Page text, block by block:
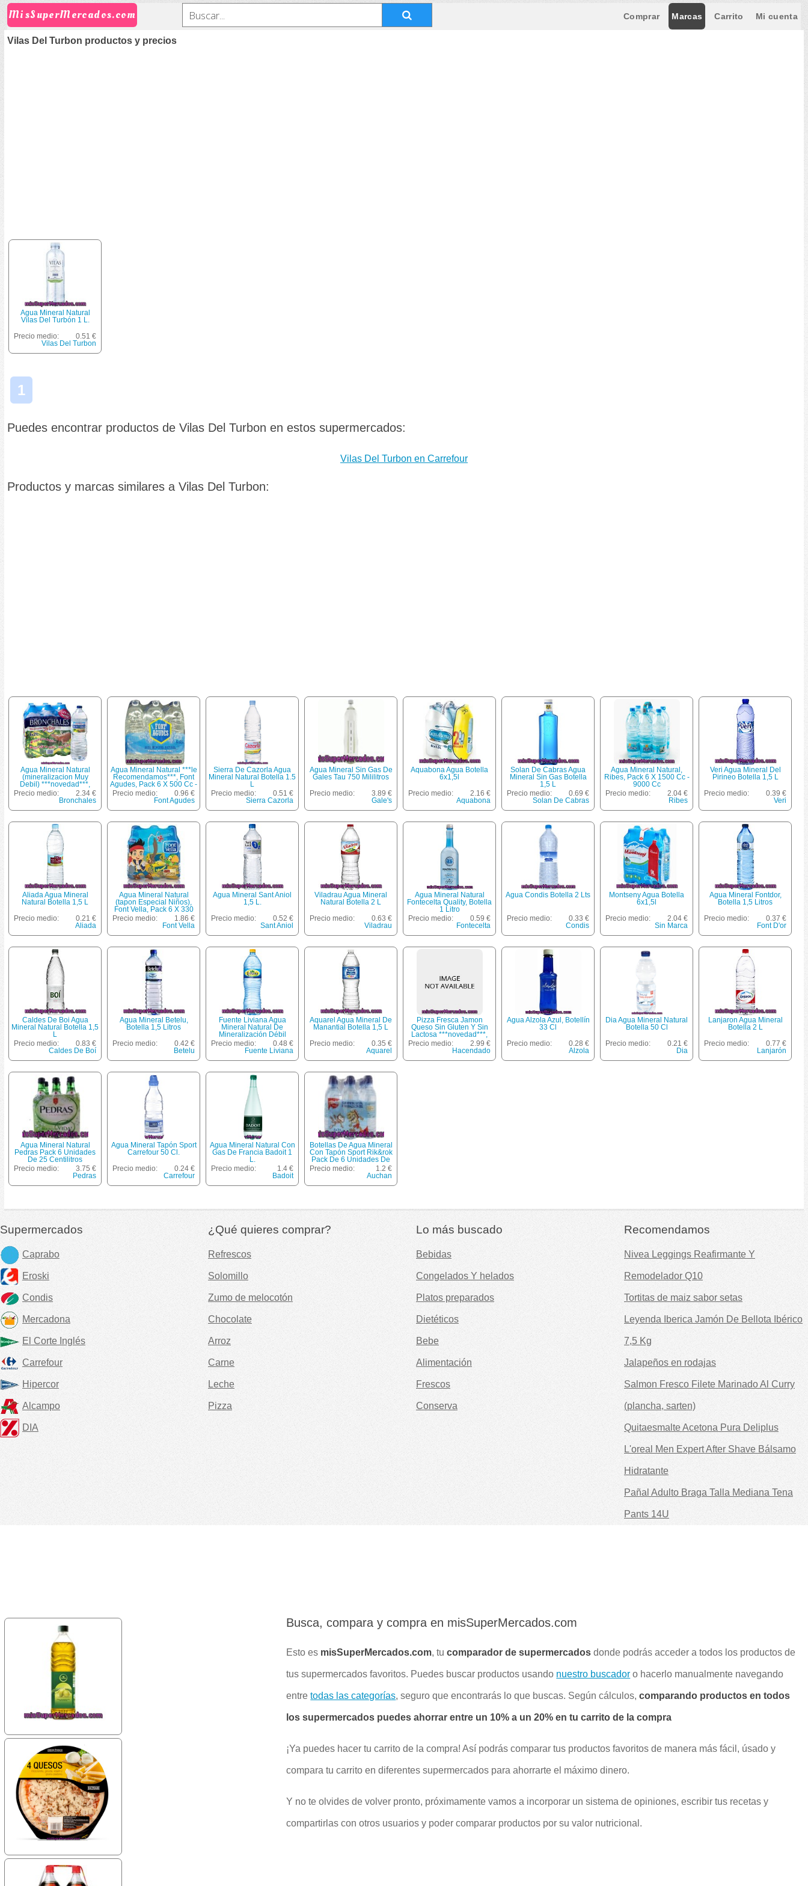
MisSuperMercados.com Comprar Marcas Carrito Mi cuenta
Vilas Del Turbon productos y precios
Agua Mineral Natural
Vilas Del Turbón 1 L.
Precio medio:
0.51 €
Vilas Del Turbon
1
Puedes encontrar productos de Vilas Del Turbon en estos supermercados:
Vilas Del Turbon en Carrefour
Productos y marcas similares a Vilas Del Turbon:
Agua Mineral Natural
(mineralizacion Muy
Debil) ***novedad***,
Bronchales, Pack 6 X 2 L -
12 L
Precio medio:
2.34 €
Bronchales
Agua Mineral Natural ***le
Recomendamos***, Font
Agudes, Pack 6 X 500 Cc -
3000 Cc
Precio medio:
0.96 €
Font Agudes
Sierra De Cazorla Agua
Mineral Natural Botella 1.5
L
Precio medio:
0.51 €
Sierra Cazorla
Agua Mineral Sin Gas De
Gales Tau 750 Mililitros
Precio medio:
3.89 €
Gale's
Aquabona Agua Botella
6x1,5l
Precio medio:
2.16 €
Aquabona
Solan De Cabras Agua
Mineral Sin Gas Botella
1,5 L
Precio medio:
0.69 €
Solan De Cabras
Agua Mineral Natural,
Ribes, Pack 6 X 1500 Cc -
9000 Cc
Precio medio:
2.04 €
Ribes
Veri Agua Mineral Del
Pirineo Botella 1,5 L
Precio medio:
0.39 €
Veri
Aliada Agua Mineral
Natural Botella 1,5 L
Precio medio:
0.21 €
Aliada
Agua Mineral Natural
(tapon Especial Niños),
Font Vella, Pack 6 X 330
Cc - 1980 Cc
Precio medio:
1.86 €
Font Vella
Agua Mineral Sant Aniol
1,5 L.
Precio medio:
0.52 €
Sant Aniol
Viladrau Agua Mineral
Natural Botella 2 L
Precio medio:
0.63 €
Viladrau
Agua Mineral Natural
Fontecelta Quality, Botella
1 Litro
Precio medio:
0.59 €
Fontecelta
Agua Condis Botella 2 Lts
Precio medio:
0.33 €
Condis
Montseny Agua Botella
6x1,5l
Precio medio:
2.04 €
Sin Marca
Agua Mineral Fontdor,
Botella 1,5 Litros
Precio medio:
0.37 €
Font D'or
Caldes De Boi Agua
Mineral Natural Botella 1,5
L
Precio medio:
0.83 €
Caldes De Boí
Agua Mineral Betelu,
Botella 1,5 Litros
Precio medio:
0.42 €
Betelu
Fuente Liviana Agua
Mineral Natural De
Mineralización Débil
Botella 2 L
Precio medio:
0.48 €
Fuente Liviana
Aquarel Agua Mineral De
Manantial Botella 1,5 L
Precio medio:
0.35 €
Aquarel
Pizza Fresca Jamon
Queso Sin Gluten Y Sin
Lactosa ***novedad***,
Hacendado, U 420 G
Precio medio:
2.99 €
Hacendado
Agua Alzola Azul, Botellín
33 Cl
Precio medio:
0.28 €
Alzola
Dia Agua Mineral Natural
Botella 50 Cl
Precio medio:
0.21 €
Dia
Lanjaron Agua Mineral
Botella 2 L
Precio medio:
0.77 €
Lanjarón
Agua Mineral Natural
Pedras Pack 6 Unidades
De 25 Centilitros
Precio medio:
3.75 €
Pedras
Agua Mineral Tapón Sport
Carrefour 50 Cl.
Precio medio:
0.24 €
Carrefour
Agua Mineral Natural Con
Gas De Francia Badoit 1
L.
Precio medio:
1.4 €
Badoit
Botellas De Agua Mineral
Con Tapón Sport Rik&rok
Pack De 6 Unidades De
33 Centilitros
Precio medio:
1.2 €
Auchan
Supermercados
Caprabo
Eroski
Condis
Mercadona
El Corte Inglés
Carrefour
Hipercor
Alcampo
DIA
¿Qué quieres comprar?
Refrescos
Solomillo
Zumo de melocotón
Chocolate
Arroz
Carne
Leche
Pizza
Lo más buscado
Bebidas
Congelados Y helados
Platos preparados
Dietéticos
Bebe
Alimentación
Frescos
Conserva
Recomendamos
Nivea Leggings Reafirmante Y
Remodelador Q10
Tortitas de maiz sabor setas
Leyenda Iberica Jamón De Bellota Ibérico
7,5 Kg
Jalapeños en rodajas
Salmon Fresco Filete Marinado Al Curry
(plancha, sarten)
Quitaesmalte Acetona Pura Deliplus
L'oreal Men Expert After Shave Bálsamo
Hidratante
Pañal Adulto Braga Talla Mediana Tena
Pants 14U
Busca, compara y compra en misSuperMercados.com
Esto es misSuperMercados.com, tucomparador de supermercados donde podrás acceder a todos los productos de
tus supermercados favoritos. Puedes buscar productos usando nuestro buscador o hacerlo manualmente navegando
entretodas las categorías, seguro que encontrarás lo que buscas. Según cálculos,comparando productos en todos
los supermercados puedes ahorrar entre un 10% a un 20% en tu carrito de la compra
¡Ya puedes hacer tu carrito de la compra! Así podrás comparar tus productos favoritos de manera más fácil, úsado y
compara tu carrito en diferentes supermercados para ahorrarte el máximo dinero.
Y no te olvides de volver pronto, próximamente vamos a incorporar un sistema de opiniones, escribir tus recetas y
compartirlas con otros usuarios y poder comparar productos por su valor nutricional.